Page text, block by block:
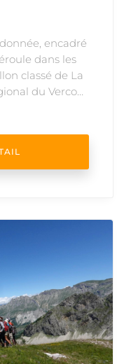
encadré
dans les
classé de La
du Vercors